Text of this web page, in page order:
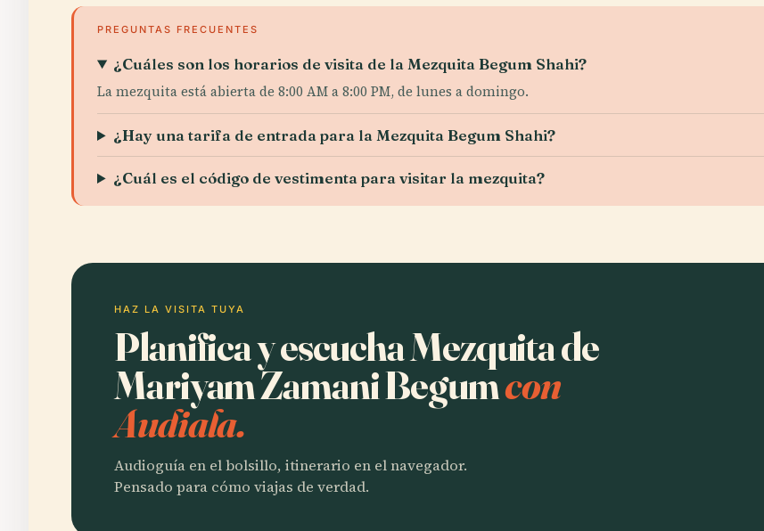
PREGUNTAS FRECUENTES
¿Cuáles son los horarios de visita de la Mezquita Begum Shahi?
La mezquita está abierta de 8:00 AM a 8:00 PM, de lunes a domingo.
¿Hay una tarifa de entrada para la Mezquita Begum Shahi?
¿Cuál es el código de vestimenta para visitar la mezquita?
HAZ LA VISITA TUYA
Planifica y escucha Mezquita de
Mariyam Zamani Begumcon
Audiala.
Audioguía en el bolsillo, itinerario en el navegador.
Pensado para cómo viajas de verdad.